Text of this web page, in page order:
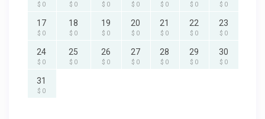
$ 0 $ 0 $ 0 $ 0 $ 0 $ 0 $ 0
17
$ 0
18
$ 0
19
$ 0
20
$ 0
21
$ 0
22
$ 0
23
$ 0
24
$ 0
25
$ 0
26
$ 0
27
$ 0
28
$ 0
29
$ 0
30
$ 0
31
$ 0